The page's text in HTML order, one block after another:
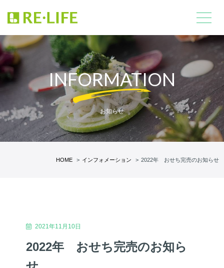
INFORMATION
お知らせ
HOME インフォメーション 2022年 おせち完売のお知らせ
2021年11月10日
2022年 おせち完売のお知ら